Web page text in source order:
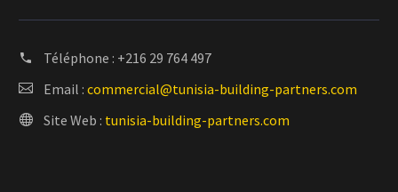
Téléphone : +216 29 764 497
Email : commercial@tunisia-building-partners.com
Site Web : tunisia-building-partners.com